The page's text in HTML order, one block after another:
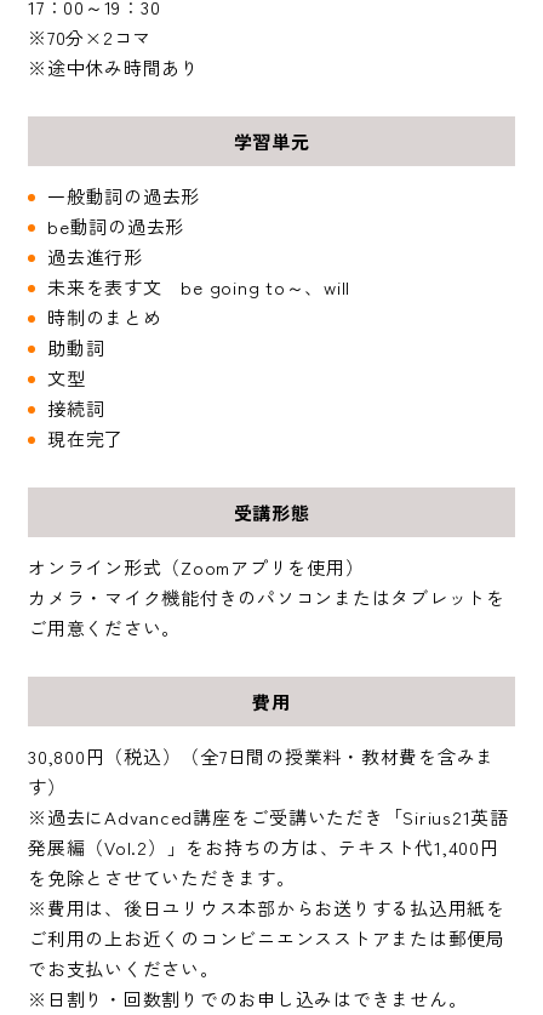
17：00～19：30
※70分×2コマ
※途中休み時間あり
学習単元
一般動詞の過去形
be動詞の過去形
過去進行形
未来を表す文 be going to～、will
時制のまとめ
助動詞
文型
接続詞
現在完了
受講形態
オンライン形式（Zoomアプリを使用）
カメラ・マイク機能付きのパソコンまたはタブレットを
ご用意ください。
費用
30,800円（税込）（全7日間の授業料・教材費を含みま
す）
※過去にAdvanced講座をご受講いただき「Sirius21英語
発展編（Vol.2）」をお持ちの方は、テキスト代1,400円
を免除とさせていただきます。
※費用は、後日ユリウス本部からお送りする払込用紙を
ご利用の上お近くのコンビニエンスストアまたは郵便局
でお支払いください。
※日割り・回数割りでのお申し込みはできません。